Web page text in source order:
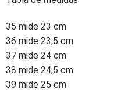
35 mide 23 cm
36 mide 23,5 cm
37 mide 24 cm
38 mide 24,5 cm
39 mide 25 cm